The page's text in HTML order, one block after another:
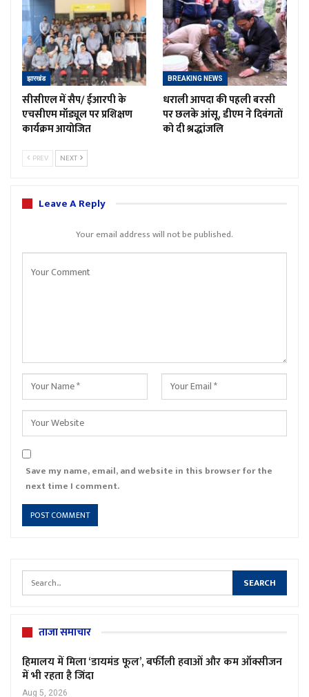
झारखंड
सीसीएल में सैप/ ईआरपी के
एचसीएम मॉड्यूल पर प्रशिक्षण
कार्यक्रम आयोजित
BREAKING NEWS
धराली आपदा की पहली बरसी
पर छलके आंसू, डीएम ने दिवंगतों
को दी श्रद्धांजलि
PREV NEXT
Leave A Reply
Your email address will not be published.
Save my name, email, and website in this browser for the
next time I comment.
ताजा समाचार
हिमालय में मिला ‘डायमंड फूल’, बर्फीली हवाओं और कम ऑक्सीजन
में भी रहता है जिंदा
Aug 5, 2026